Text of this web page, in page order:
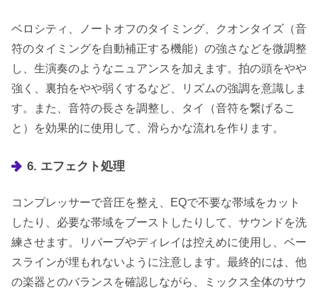
ベロシティ、ノートオフのタイミング、クオンタイズ（音
符のタイミングを自動補正する機能）の強さなどを微調整
し、生演奏のようなニュアンスを加えます。拍の頭をやや
強く、裏拍をやや弱くするなど、リズムの強調を意識しま
す。また、音符の長さを調整し、タイ（音符を繋げるこ
と）を効果的に使用して、滑らかな流れを作ります。
6. エフェクト処理
コンプレッサーで音圧を整え、EQで不要な帯域をカット
したり、必要な帯域をブーストしたりして、サウンドを洗
練させます。リバーブやディレイは控えめに使用し、ベー
スラインが埋もれないように注意します。最終的には、他
の楽器とのバランスを確認しながら、ミックス全体のサウ